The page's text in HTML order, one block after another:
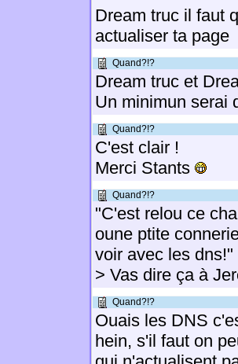
Dream truc il faut
actualiser ta page
Quand?!?
Dream truc et
Un minimun serai
Quand?!?
C'est clair !
Merci Stants
Quand?!?
"C'est relou ce
oune ptite
voir avec les dns!"
> Vas dire ça à
Quand?!?
Ouais les DNS
hein, s'il faut on